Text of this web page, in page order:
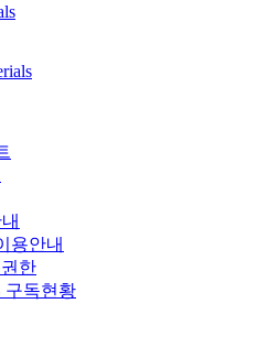
용안내
한
구독현황